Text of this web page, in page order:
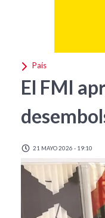
País
El FMI
21 MAYO 2026 - 19:10